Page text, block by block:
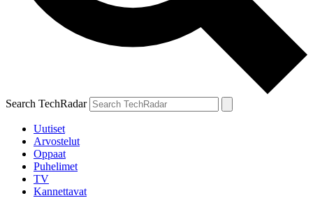
Search TechRadar
Uutiset
Arvostelut
Oppaat
Puhelimet
TV
Kannettavat